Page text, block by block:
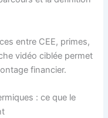
entre CEE, primes,
vidéo ciblée permet
financier.
: ce que le